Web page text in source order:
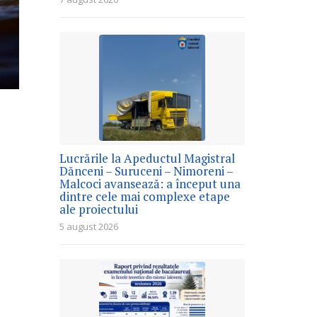
Lucrările la Apeductul Magistral
Dănceni – Suruceni – Nimoreni –
Malcoci avansează: a început una
dintre cele mai complexe etape
ale proiectului
5 august 2026